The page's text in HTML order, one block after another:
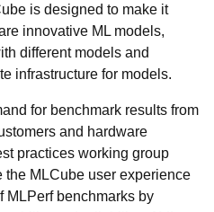
is designed to make it
innovative ML models,
different models and
infrastructure for models.
for benchmark results from
and hardware
practices working group
the MLCube user experience
MLPerf benchmarks by